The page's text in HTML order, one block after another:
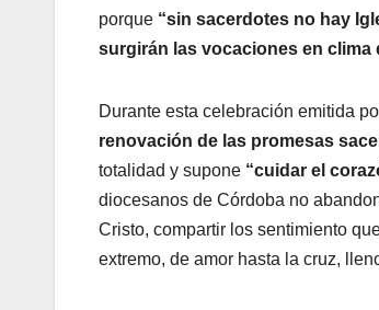
porque “sin sacerdotes no hay
surgirán las vocaciones en clima
Durante esta celebración emitida
renovación de las promesas
totalidad y supone “cuidar el
diocesanos de Córdoba no
Cristo, compartir los sentimiento
extremo, de amor hasta la cruz,